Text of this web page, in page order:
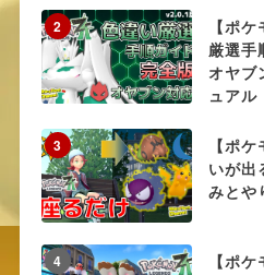
2
【ポ
厳選手
オヤブ
ュアル
3
【ポ
いが出
みとや
4
【ポ